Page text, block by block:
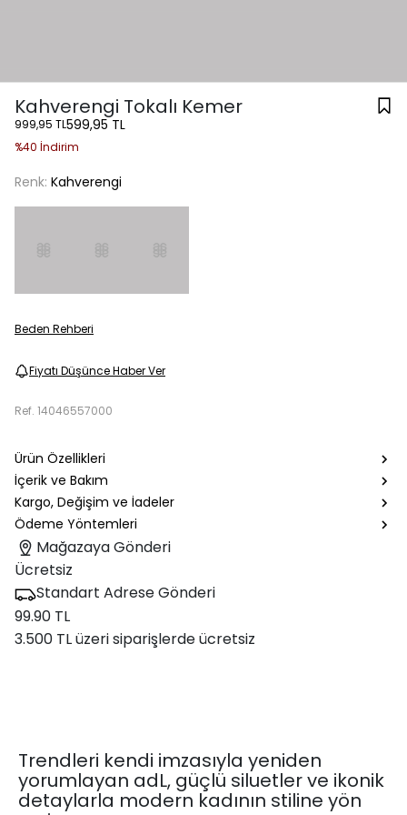
Kahverengi Tokalı Kemer
999,95 TL599,95 TL
%40 İndirim
Renk: Kahverengi
Beden Rehberi
Fiyatı Düşünce Haber Ver
Ref. 14046557000
Ürün Özellikleri
İçerik ve Bakım
Kargo, Değişim ve İadeler
Ödeme Yöntemleri
Mağazaya Gönderi
Ücretsiz
Standart Adrese Gönderi
99.90 TL
3.500 TL üzeri siparişlerde ücretsiz
Trendleri kendi imzasıyla yeniden
yorumlayan adL, güçlü siluetler ve ikonik
detaylarla modern kadının stiline yön